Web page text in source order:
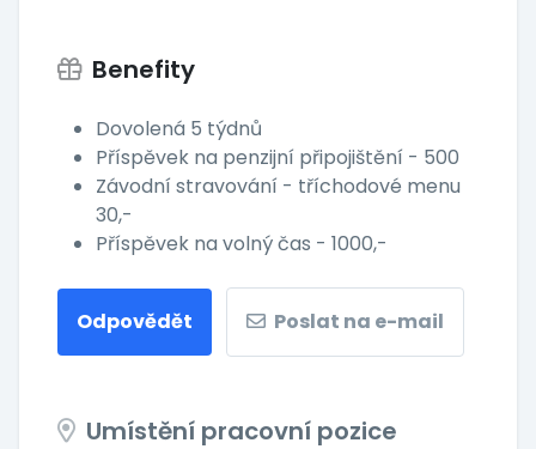
Benefity
Dovolená 5 týdnů
Příspěvek na penzijní připojištění - 500
Závodní stravování - tříchodové menu
30,-
Příspěvek na volný čas - 1000,-
Odpovědět Poslat na e-mail
Umístění pracovní pozice